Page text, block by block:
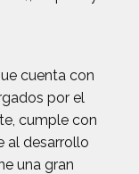
cuenta con
por el
cumple con
al desarrollo
una gran